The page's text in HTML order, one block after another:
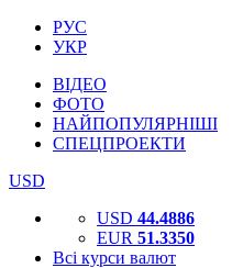
РУС
УКР
ВІДЕО
ФОТО
НАЙПОПУЛЯРНІШІ
СПЕЦПРОЕКТИ
USD
USD 44.4886
EUR 51.3350
Всі курси валют